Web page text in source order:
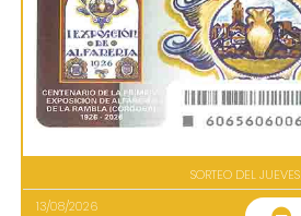
SORTEO DEL JUEVES
13/08/2026